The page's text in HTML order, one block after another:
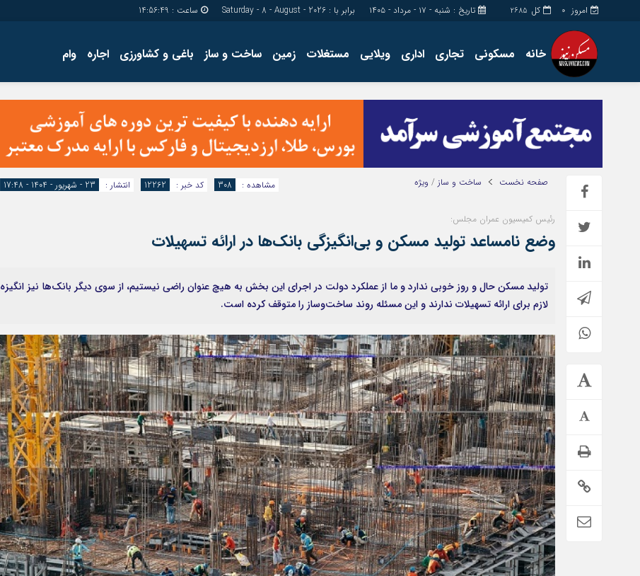
کل 2685 امروز 0 تاریخ : شنبه - ۱۷ - مرداد - ۱۴۰۵ برابر با : Saturday - 8 - August - 2026 ساعت : 14:56:50
خانه مسکونی تجاری اداری ویلایی مستغلات زمین ساخت و ساز باغی و کشاورزی اجاره وام
اداری
تجاری
ساخت و ساز
چند رسانه
گالری فیلم
گالری عکس
دسترسی سریع
تماس با ما
پیوندهای سایت
سبد خريد
برگه دو ستونه
پیوندها
گروه اجتماعی
گروه اقتصاد
گروه فرهنگ
صفحه نخست ساخت و ساز / ویژه انتشار : 23 - شهریور - 1404 - 17:48 کد خبر : 12262 مشاهده : 308
رئیس کمیسیون عمران مجلس:
وضع نامساعد تولید مسکن و بی‌انگیزگی بانک‌ها در ارائه تسهیلات
تولید مسکن حال و روز خوبی ندارد و ما از عملکرد دولت در اجرای این بخش به هیچ عنوان راضی نیستیم، از سوی دیگر بانک‌ها نیز انگیزه
لازم برای ارائه تسهیلات ندارند و این مسئله روند ساخت‌وساز را متوقف کرده است.